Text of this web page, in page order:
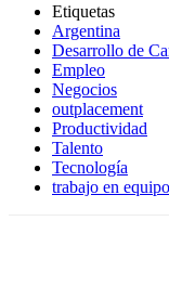
Etiquetas
Argentina
Desarrollo de
Empleo
Negocios
outplacement
Productividad
Talento
Tecnología
trabajo en equipo